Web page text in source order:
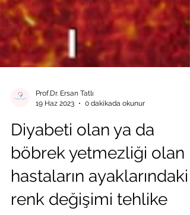
19 Haz 2023
0 dakikada okunur
Diyabeti olan ya da
böbrek yetmezliği olan
hastaların ayaklarındaki